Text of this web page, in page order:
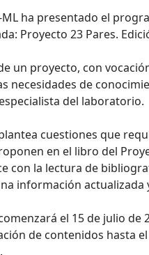
ML ha presentado el
Proyecto 23 Pares.
un proyecto, con
necesidades de
del laboratorio.
cuestiones que
en el libro del
con la lectura de
información actualizada
el 15 de julio de
de contenidos hasta